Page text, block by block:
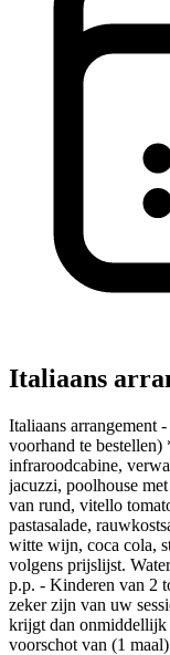
Italiaans
Italiaans arrangement
voorhand te bestellen)
infraroodcabine,
jacuzzi, poolhouse
van rund, vitello
pastasalade,
witte wijn, coca cola,
volgens prijslijst.
p.p. - Kinderen van 2
zeker zijn van uw
krijgt dan onmiddellijk
voorschot van (1